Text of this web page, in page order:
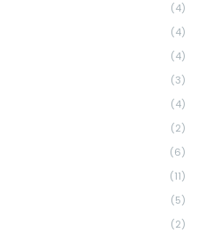
(4)
(4)
(4)
(3)
(4)
(2)
(6)
(11)
(5)
(2)